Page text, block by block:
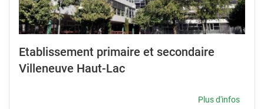
Etablissement primaire et secondaire
Villeneuve Haut-Lac
Plus d'infos